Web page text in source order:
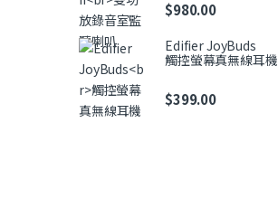
$980.00
Edifier JoyBuds
觸控螢幕真無線耳機
$399.00